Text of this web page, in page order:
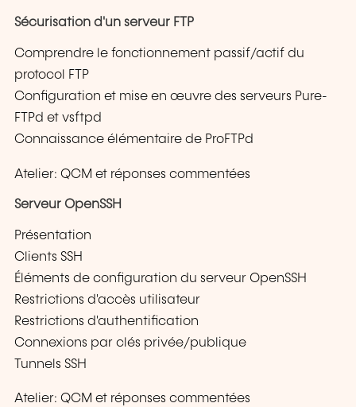
Sécurisation d'un serveur FTP
Comprendre le fonctionnement passif/actif du
protocol FTP
Configuration et mise en œuvre des serveurs Pure-
FTPd et vsftpd
Connaissance élémentaire de ProFTPd
Atelier: QCM et réponses commentées
Serveur OpenSSH
Présentation
Clients SSH
Éléments de configuration du serveur OpenSSH
Restrictions d'accès utilisateur
Restrictions d'authentification
Connexions par clés privée/publique
Tunnels SSH
Atelier: QCM et réponses commentées